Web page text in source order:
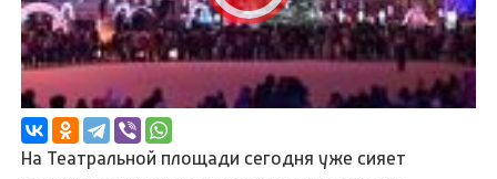
На Театральной площади сегодня уже сияет